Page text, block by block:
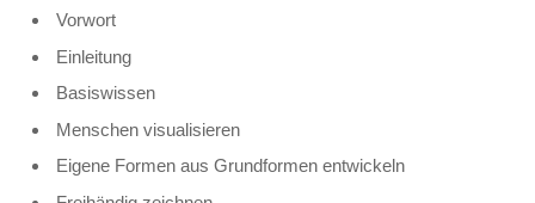
Vorwort
Einleitung
Basiswissen
Menschen visualisieren
Eigene Formen aus Grundformen entwickeln